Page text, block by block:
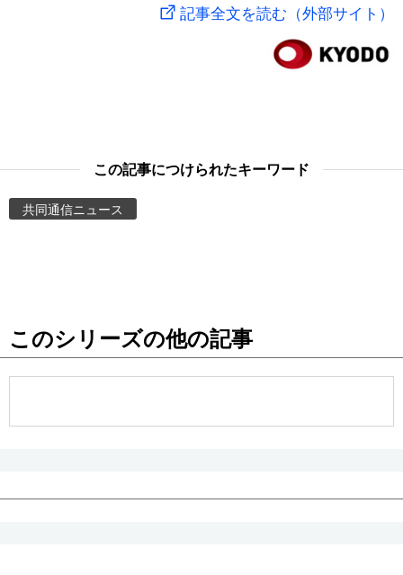
お知らせ
記事全文を読む（外部サイト）
この記事につけられたキーワード
共同通信ニュース
このシリーズの他の記事